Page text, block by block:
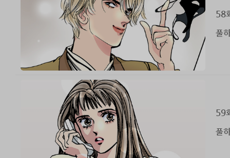
58
풀
59
풀